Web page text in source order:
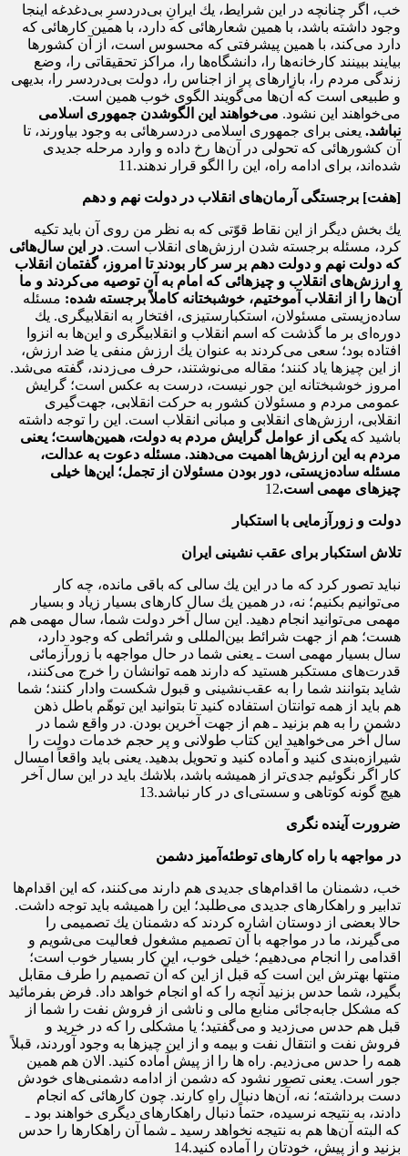
خب، اگر چنانچه در این شرایط، یك ایرانِ بى‌‌دردسرِ بى‌‌دغدغه اینجا
وجود داشته باشد، با همین شعارهائى كه دارد، با همین كارهائى كه
دارد می‌كند، با همین پیشرفتى كه محسوس است، از آن كشورها
بیایند ببینند كارخانه‌‌ها را، دانشگاه‌‌ها را، مراكز تحقیقاتى را، وضع
زندگى مردم را، بازارهاى پر از اجناس را، دولت بى‌‌دردسر را، بدیهى
و طبیعى است كه آن‌ها می‌گویند الگوى خوب همین است.
می‌خواهند این نشود. می‌خواهند این الگوشدن جمهورى اسلامى
نباشد. یعنى براى جمهورى اسلامى دردسرهائى به وجود بیاورند، تا
آن كشورهائى كه تحولى در آن‌ها رخ داده و وارد مرحله‌‌ جدیدى
شده‌‌اند، براى ادامه‌‌ راه، این را الگو قرار ندهند.11
[هفت] برجستگی آرمان‌های انقلاب در دولت نهم و دهم
یك بخش دیگر از این نقاط قوّتى كه به نظر من روى آن باید تكیه
كرد، مسئله‌‌ برجسته شدن ارزش‌هاى انقلاب است. در این سال‌هائى
كه دولت نهم و دولت دهم بر سر كار بودند تا امروز، گفتمان انقلاب
و ارزش‌هاى‌‌ انقلاب و چیزهائى كه امام به آن توصیه می‌كردند و ما
آن‌ها را از انقلاب آموختیم، خوشبختانه كاملاً برجسته شده: مسئله‌‌
ساده‌‌زیستى مسئولان، استكبارستیزى، افتخار به انقلابیگرى. یك
دوره‌‌اى بر ما گذشت كه اسم انقلاب و انقلابیگرى و این‌ها به انزوا
افتاده بود؛ سعى می‌كردند به عنوان یك ارزش منفى یا ضد ارزش،
از این چیزها یاد كنند؛ مقاله می‌نوشتند، حرف می‌زدند، گفته می‌شد.
امروز خوشبختانه این جور نیست، درست به عكس است؛ گرایش
عمومى مردم و مسئولان كشور به حركت انقلابى، جهت‌گیرى
انقلابى، ارزش‌هاى انقلابى و مبانى انقلاب است. این را توجه داشته
باشید كه یكى از عوامل گرایش مردم به دولت، همین‌هاست؛ یعنى
مردم به این ارزش‌ها اهمیت می‌دهند. مسئله‌‌ دعوت به عدالت،
مسئله‌‌ ساده‌‌زیستى، دور بودن مسئولان از تجمل؛ این‌ها خیلى
چیزهاى مهمى است.12
دولت و زورآزمایی با استکبار
تلاش استکبار برای عقب نشینی ایران
نباید تصور كرد كه ما در این یك سالى كه باقى مانده، چه كار
می‌توانیم بكنیم؛ نه، در همین یك سال كارهاى بسیار زیاد و بسیار
مهمى می‌توانید انجام دهید. این سال آخر دولت شما، سال مهمى هم
هست؛ هم از جهت شرائط بین‌‌المللى و شرائطى كه وجود دارد،
سال بسیار مهمى است ـ یعنى شما در حال مواجهه با زورآزمائى
قدرت‌هاى مستكبر هستید كه دارند همه‌‌ توانشان را خرج می‌كنند،
شاید بتوانند شما را به عقب‌‌نشینى و قبول شكست وادار كنند؛ شما
هم باید از همه‌‌ توانتان استفاده كنید تا بتوانید این توهّم باطل ذهن
دشمن را به هم بزنید ـ هم از جهت آخرین بودن. در واقع شما در
سال آخر می‌خواهید این كتاب طولانى و پر حجم خدمات دولت را
شیرازه‌‌بندى كنید و آماده كنید و تحویل بدهید. یعنى باید واقعاً امسال
كار اگر نگوئیم جدى‌‌تر از همیشه باشد، بلاشك باید در این سال آخر
هیچ گونه كوتاهى و سستى‌‌اى در كار نباشد.13
ضرورت آینده نگری
در مواجهه با راه کارهای توطئه‌آمیز دشمن
خب، دشمنان ما اقدام‌هاى جدیدى هم دارند می‌كنند، كه این اقدام‌ها
تدابیر و راهكارهاى جدیدى می‌طلبد؛ این را همیشه باید توجه داشت.
حالا بعضى از دوستان اشاره كردند كه دشمنان یك تصمیمى را
می‌گیرند، ما در مواجهه‌‌ با آن تصمیم مشغول فعالیت می‌شویم و
اقدامى را انجام می‌دهیم؛ خیلى خوب، این كار بسیار خوب است؛
منتها بهترش این است كه قبل از این كه آن تصمیم را طرف مقابل
بگیرد، شما حدس بزنید آنچه را كه او انجام خواهد داد. فرض بفرمائید
كه مشكل جابه‌‌جائى منابع مالى و ناشى از فروش نفت را شما از
قبل هم حدس می‌زدید و می‌گفتید؛ یا مشكلى را كه در خرید و
فروش نفت و انتقال نفت و بیمه و از این چیزها به وجود آوردند، قبلاً
همه را حدس می‌زدیم. راه ها را از پیش آماده كنید. الان هم همین
جور است. یعنى تصور نشود كه دشمن از ادامه‌‌ دشمنى‌‌هاى خودش
دست برداشته؛ نه، آن‌ها دنبال راهِ كارند. چون كارهائى كه انجام
دادند، به نتیجه نرسیده، حتماً دنبال راهكارهاى دیگرى خواهند بود ـ
كه البته آن‌ها هم به نتیجه نخواهد رسید ـ شما آن راهكارها را حدس
بزنید و از پیش، خودتان را آماده كنید.14